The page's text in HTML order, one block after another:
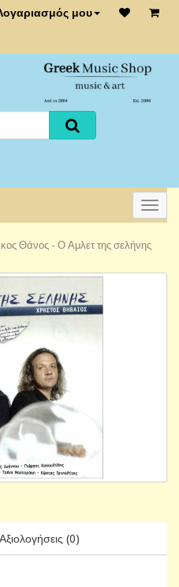
μου
Θάνος - Ο Αμλετ της σελήνης
Αξιολογήσεις (0)